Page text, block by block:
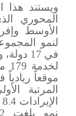
ويستند هذا
المحوري
الأوسط
لنمو
موقعاً